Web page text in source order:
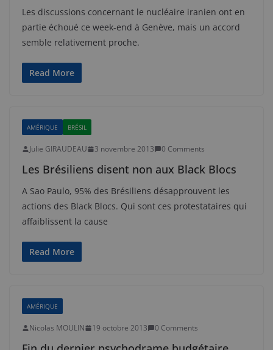
Les discussions concernant le nucléaire iranien ont en
partie échoué ce week-end à Genève, mais un accord
semble relativement proche.
Read More
AMÉRIQUE BRÉSIL
Julie GIRAUDEAU 3 novembre 2013 0 Comments
Les Brésiliens disent non aux Black Blocs
A Sao Paulo, 95% des Brésiliens désapprouvent les
actions des Black Blocs. Qui sont ces protestataires qui
affaiblissent la cause
Read More
AMÉRIQUE
Nicolas MOULIN 19 octobre 2013 0 Comments